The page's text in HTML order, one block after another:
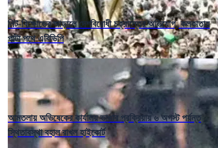
নিট-বিক্ষোভের আড়ালে দেশবিরোধী চক্রান্তের অভিযোগ, কলকাতায়
পাল্টা পথে এবিভিপি
আমতলায় অভিষেকের কার্যালয় ভাঙার প্রক্রিয়ায় ৬ অগস্ট পর্যন্ত
স্থিতাবস্থা বহাল রাখল হাইকোর্ট